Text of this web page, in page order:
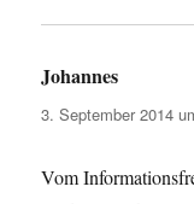
Johannes
3. September 2014
Vom